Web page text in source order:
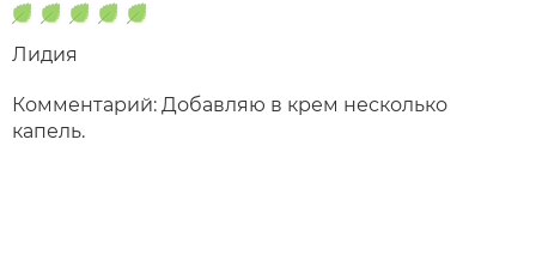
Лидия
Комментарий: Добавляю в крем несколько
капель.